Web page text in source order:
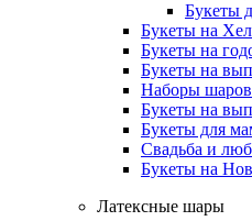
Букеты
Букеты на
Букеты на
Букеты на
Наборы шаров
Букеты на
Букеты для
Свадьба и
Букеты на
Латексные шары